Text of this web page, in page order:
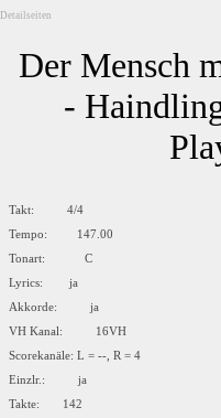
Detailseiten
Der Mensch
-
Takt: 4/4
Tempo: 147.00
Tonart: C
Lyrics: ja
Akkorde: ja
VH Kanal: 16VH
Scorekanäle: L = --, R = 4
Einzlr.: ja
Takte: 142